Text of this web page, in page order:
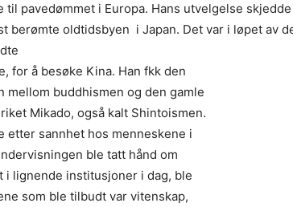
pavedømmet i Europa. Hans utvelgelse skjedde
berømte oldtidsbyen i Japan. Det var i løpet av
for å besøke Kina. Han fkk den
mellom buddhismen og den gamle
Mikado, også kalt Shintoismen.
etter sannhet hos menneskene i
ble tatt hånd om
i lignende institusjoner i dag, ble
som ble tilbudt var vitenskap,